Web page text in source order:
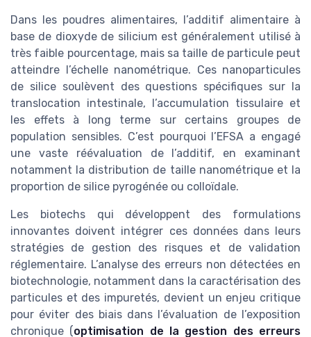
Dans les poudres alimentaires, l’additif alimentaire à
base de dioxyde de silicium est généralement utilisé à
très faible pourcentage, mais sa taille de particule peut
atteindre l’échelle nanométrique. Ces nanoparticules
de silice soulèvent des questions spécifiques sur la
translocation intestinale, l’accumulation tissulaire et
les effets à long terme sur certains groupes de
population sensibles. C’est pourquoi l’EFSA a engagé
une vaste réévaluation de l’additif, en examinant
notamment la distribution de taille nanométrique et la
proportion de silice pyrogénée ou colloïdale.
Les biotechs qui développent des formulations
innovantes doivent intégrer ces données dans leurs
stratégies de gestion des risques et de validation
réglementaire. L’analyse des erreurs non détectées en
biotechnologie, notamment dans la caractérisation des
particules et des impuretés, devient un enjeu critique
pour éviter des biais dans l’évaluation de l’exposition
chronique (optimisation de la gestion des erreurs